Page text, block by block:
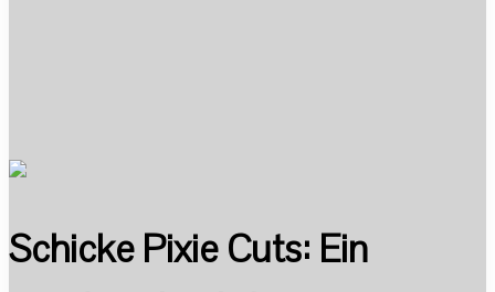
Schicke Pixie Cuts: Ein